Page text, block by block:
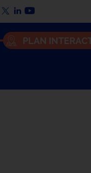
PLAN